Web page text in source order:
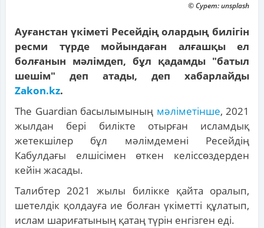
© Сурет: unsplash
Ауғанстан үкіметі Ресейдің олардың билігін
ресми түрде мойындаған алғашқы ел
болғанын мәлімдеп, бұл қадамды "батыл
шешім" деп атады, деп хабарлайды
Zakon.kz.
The Guardian басылымының мәліметінше, 2021
жылдан бері билікте отырған исламдық
жетекшілер бұл мәлімдемені Ресейдің
Кабулдағы елшісімен өткен келіссөздерден
кейін жасады.
Талибтер 2021 жылы билікке қайта оралып,
шетелдік қолдауға ие болған үкіметті құлатып,
ислам шариғатының қатаң түрін енгізген еді.